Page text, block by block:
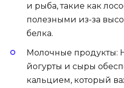
и рыба, такие как
полезными из-за
белка.
Молочные продукты:
йогурты и сыры
кальцием, который